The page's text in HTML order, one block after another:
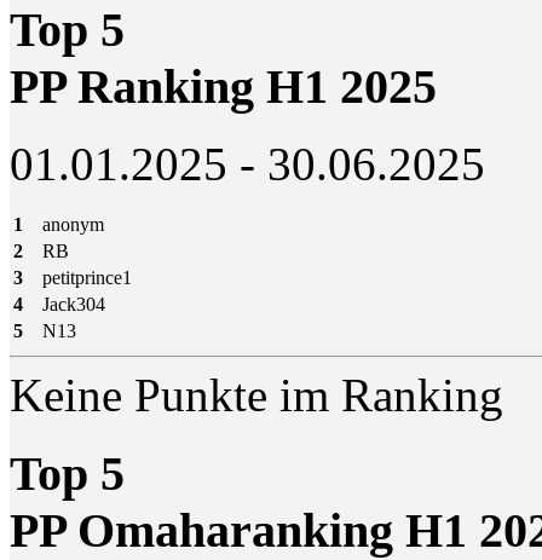
Top 5
PP Ranking H1 2025
01.01.2025 - 30.06.2025
1
anonym
2
RB
3
petitprince1
4
Jack304
5
N13
Keine Punkte im Ranking
Top 5
PP Omaharanking H1